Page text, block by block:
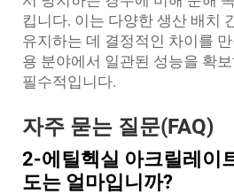
킵니다. 이는 다양한 생산 배치
유지하는 데 결정적인 차이를
용 분야에서 일관된 성능을 확
필수적입니다.
자주 묻는 질문(FAQ)
2-에틸헥실 아크릴레이
도는 얼마입니까?